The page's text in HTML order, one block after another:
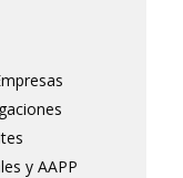
y AAPP